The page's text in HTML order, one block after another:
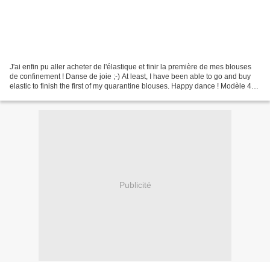
J'ai enfin pu aller acheter de l'élastique et finir la première de mes blouses
de confinement ! Danse de joie ;-) At least, I have been able to go and buy
elastic to finish the first of my quarantine blouses. Happy dance ! Modèle 4A
Publicité